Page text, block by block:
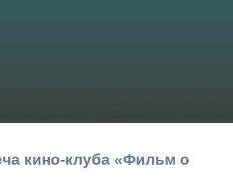
кино-клуба «Фильм о